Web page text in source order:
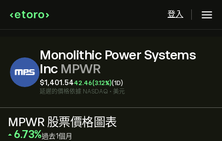
登入
Monolithic Power Systems
Inc MPWR
‎$‎1,401.5442.46(3.12%)(1D)
延遲的價格依據 NASDAQ • 美元
MPWR 股票價格圖表
‎6.73‎ 過去1個月